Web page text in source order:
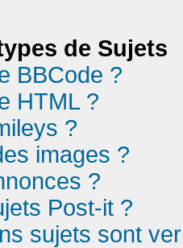
de Sujets
BBCode ?
HTML ?
?
images ?
?
Post-it ?
sujets sont